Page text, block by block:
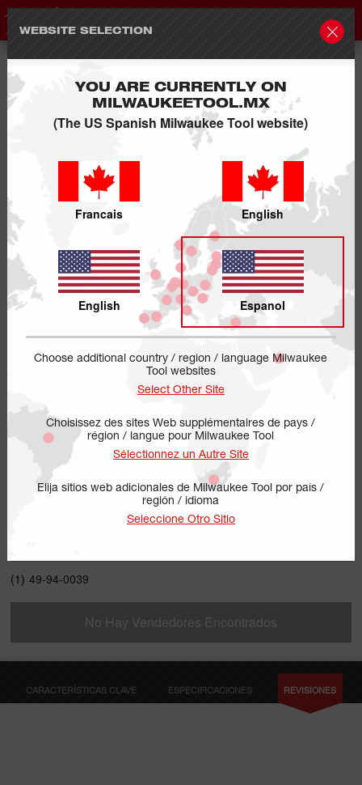
WEBSITE SELECTION
YOU ARE CURRENTLY ON
MILWAUKEETOOL.MX
(The US Spanish Milwaukee Tool website)
Francais English
English Espanol
Choose additional country / region / language Milwaukee
Tool websites
Select Other Site
Choisissez des sites Web supplémentaires de pays /
région / langue pour Milwaukee Tool
Sélectionnez un Autre Site
Elija sitios web adicionales de Milwaukee Tool por país /
región / idioma
Seleccione Otro Sitio
(1) 49-94-0039
No Hay Vendedores Encontrados
CARACTERÍSTICAS CLAVE ESPECIFICACIONES REVISIONES